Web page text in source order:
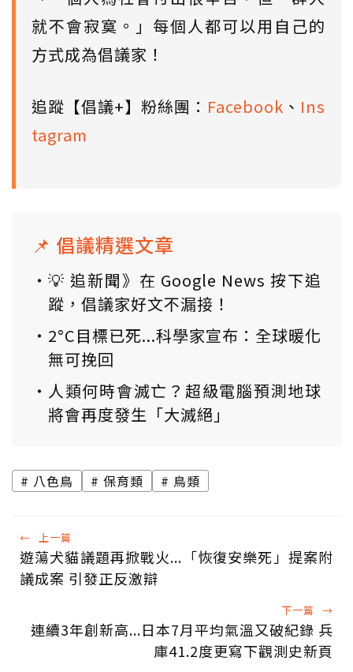
就不會寂寞。」每個人都可以用自己的
方式成為倡議家！
追蹤【倡議+】粉絲團： Facebook 、 Ins
tagram
📌 倡議精選文章
💡 追新聞》在 Google News 按下追
蹤，倡議家好文不漏接！
2°C目標已死...科學家宣布：全球暖化
無可挽回
人類何時會滅亡？超級電腦預測地球
將會再度發生「大滅絕」
八色鳥 保育類 鳥類
← 上一篇
遊蕩犬貓議題再掀戰火...「恢復安樂死」提案附
議成案 引發正反激辯
下一篇 →
連續3年創新高...日本7月平均氣溫又破紀錄 兵
庫41.2度更寫下觀測史新頁